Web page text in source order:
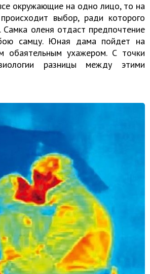
окружающие на одно лицо, то на
выбор, ради которого
Самка оленя отдаст предпочтение
самцу. Юная дама пойдет на
обаятельным ухажером. С точки
разницы между этими